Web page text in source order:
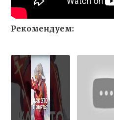
Рекомендуем: